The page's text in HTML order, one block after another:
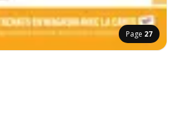
Page 27